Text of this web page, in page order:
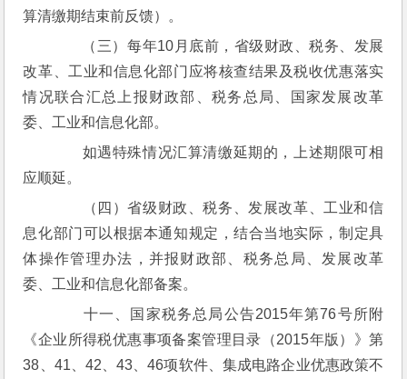
算清缴期结束前反馈）。
（三）每年10月底前，省级财政、税务、发展
改革、工业和信息化部门应将核查结果及税收优惠落实
情况联合汇总上报财政部、税务总局、国家发展改革
委、工业和信息化部。
如遇特殊情况汇算清缴延期的，上述期限可相
应顺延。
（四）省级财政、税务、发展改革、工业和信
息化部门可以根据本通知规定，结合当地实际，制定具
体操作管理办法，并报财政部、税务总局、发展改革
委、工业和信息化部备案。
十一、国家税务总局公告2015年第76号所附
《企业所得税优惠事项备案管理目录（2015年版）》第
38、41、42、43、46项软件、集成电路企业优惠政策不